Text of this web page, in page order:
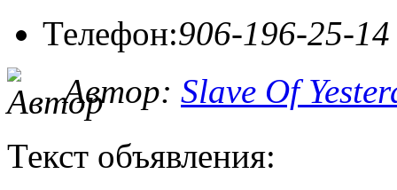
Телефон:906-196-25-14
Автор: Slave Of
Текст объявления: